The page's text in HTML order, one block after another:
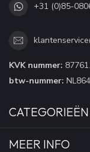
+31 (0)85-
KVK nummer:
btw-nummer:
CATEGORIEËN
MEER INFO